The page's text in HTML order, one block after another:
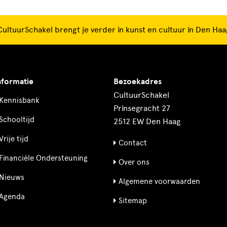
brengt je verder in kunst en cultuur in Den
tijd
Ondersteuning
Bezoekadres
CultuurSchakel
Prinsegracht 27
2512 EW Den Haag
Contact
Over ons
Algemene voorwaarden
Sitemap